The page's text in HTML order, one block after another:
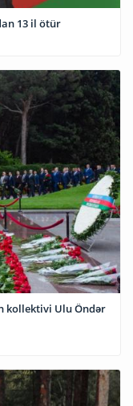
13 il ötür
kollektivi Ulu Öndər